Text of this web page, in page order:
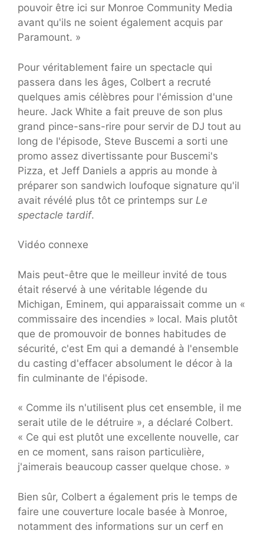
pouvoir être ici sur Monroe Community Media
avant qu'ils ne soient également acquis par
Paramount. »
Pour véritablement faire un spectacle qui
passera dans les âges, Colbert a recruté
quelques amis célèbres pour l'émission d'une
heure. Jack White a fait preuve de son plus
grand pince-sans-rire pour servir de DJ tout au
long de l'épisode, Steve Buscemi a sorti une
promo assez divertissante pour Buscemi's
Pizza, et Jeff Daniels a appris au monde à
préparer son sandwich loufoque signature qu'il
avait révélé plus tôt ce printemps sur Le
spectacle tardif.
Vidéo connexe
Mais peut-être que le meilleur invité de tous
était réservé à une véritable légende du
Michigan, Eminem, qui apparaissait comme un «
commissaire des incendies » local. Mais plutôt
que de promouvoir de bonnes habitudes de
sécurité, c'est Em qui a demandé à l'ensemble
du casting d'effacer absolument le décor à la
fin culminante de l'épisode.
« Comme ils n'utilisent plus cet ensemble, il me
serait utile de le détruire », a déclaré Colbert.
« Ce qui est plutôt une excellente nouvelle, car
en ce moment, sans raison particulière,
j'aimerais beaucoup casser quelque chose. »
Bien sûr, Colbert a également pris le temps de
faire une couverture locale basée à Monroe,
notamment des informations sur un cerf en